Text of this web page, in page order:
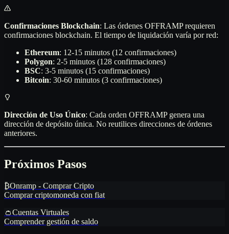
Confirmaciones Blockchain: Las órdenes OFFRAMP requieren
confirmaciones blockchain. El tiempo de liquidación varía por red:
Ethereum: 12-15 minutos (12 confirmaciones)
Polygon: 2-5 minutos (128 confirmaciones)
BSC: 3-5 minutos (15 confirmaciones)
Bitcoin: 30-60 minutos (3 confirmaciones)
Dirección de Uso Único: Cada orden OFFRAMP genera una
dirección de depósito única. No reutilices direcciones de órdenes
anteriores.
Próximos Pasos
₿Onramp - Comprar Cripto
Comprar criptomoneda con fiat
👛Cuentas Virtuales
Comprender gestión de saldo